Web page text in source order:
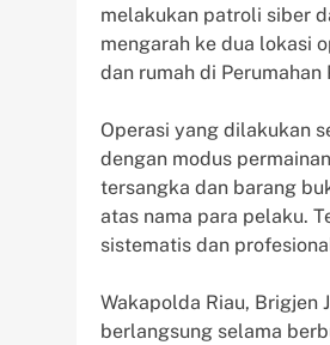
melakukan patroli siber
mengarah ke dua lokasi
dan rumah di
Operasi yang dilakukan
dengan modus
tersangka dan barang
atas nama para pelaku.
sistematis dan
Wakapolda Riau, Brigjen
berlangsung selama